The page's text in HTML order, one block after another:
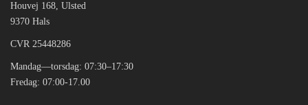
Houvej 168, Ulsted
9370 Hals
CVR 25448286
Mandag—torsdag: 07:30–17:30
Fredag: 07:00-17.00